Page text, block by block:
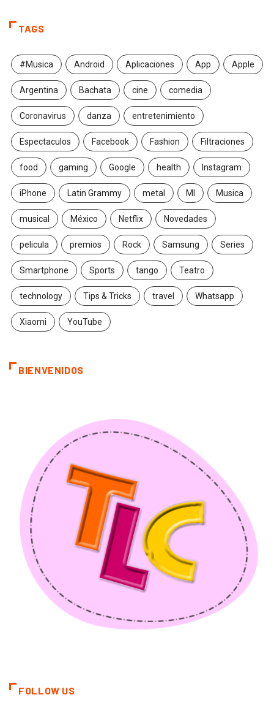
TAGS
#Musica Android Aplicaciones App Apple
Argentina Bachata cine comedia
Coronavirus danza entretenimiento
Espectaculos Facebook Fashion Filtraciones
food gaming Google health Instagram
iPhone Latin Grammy metal MI Musica
musical México Netflix Novedades
pelicula premios Rock Samsung Series
Smartphone Sports tango Teatro
technology Tips & Tricks travel Whatsapp
Xiaomi YouTube
BIENVENIDOS
FOLLOW US